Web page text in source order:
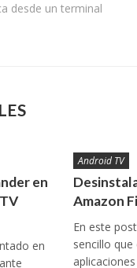
desde un terminal
en
en
Android TV
Amazon
En este
sencillo